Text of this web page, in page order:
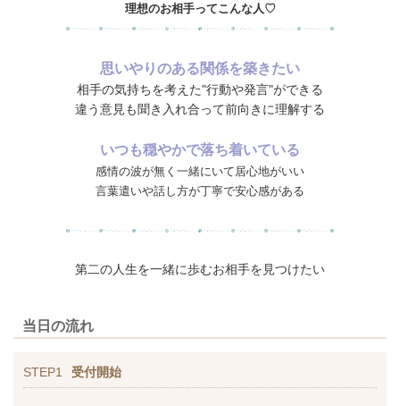
理想のお相手ってこんな人♡
思いやりのある関係を築きたい
相手の気持ちを考えた"行動や発言"ができる
違う意見も聞き入れ合って前向きに理解する
いつも穏やかで落ち着いている
感情の波が無く一緒にいて居心地がいい
言葉遣いや話し方が丁寧で安心感がある
第二の人生を一緒に歩むお相手を見つけたい
当日の流れ
STEP1 受付開始